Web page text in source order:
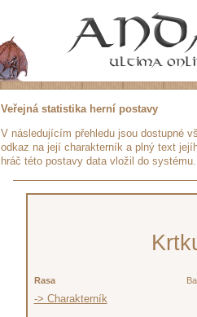
Veřejná statistika herní postavy
V následujícím přehledu jsou dostupné
odkaz na její charakterník a plný text
hráč této postavy data vložil do systému.
Rasa
-> Charakterník